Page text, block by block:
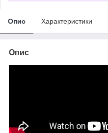
Опис Характеристики
Опис